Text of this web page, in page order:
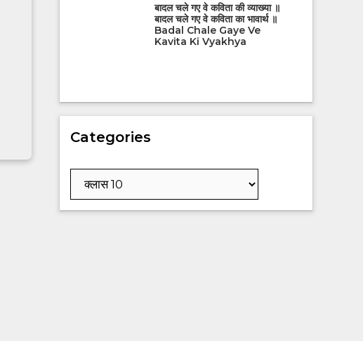
बादल चले गए वे कविता की व्याख्या ॥
बादल चले गए वे कविता का भावार्थ ॥
Badal Chale Gaye Ve
Kavita Ki Vyakhya
Categories